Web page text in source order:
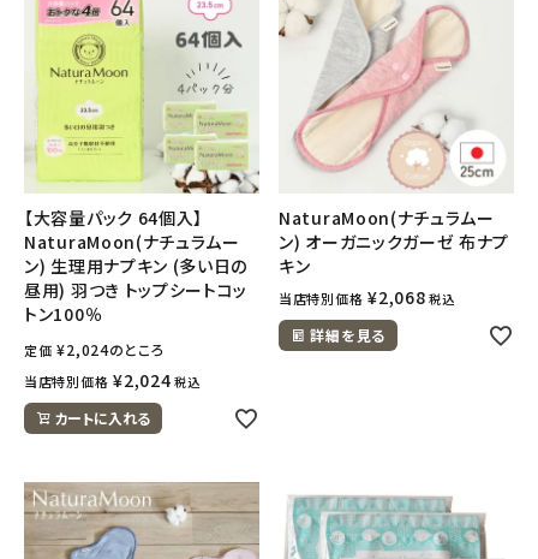
【大容量パック 64個入】
NaturaMoon(ナチュラムー
ン) 生理用ナプキン (多い日の
昼用) 羽つき トップシートコッ
トン100％
定価 ¥2,024のところ
当店特別価格 ¥2,024 税込
カートに入れる
NaturaMoon(ナチュラムー
ン) オーガニックガーゼ 布ナプ
キン
当店特別価格 ¥2,068 税込
詳細を見る